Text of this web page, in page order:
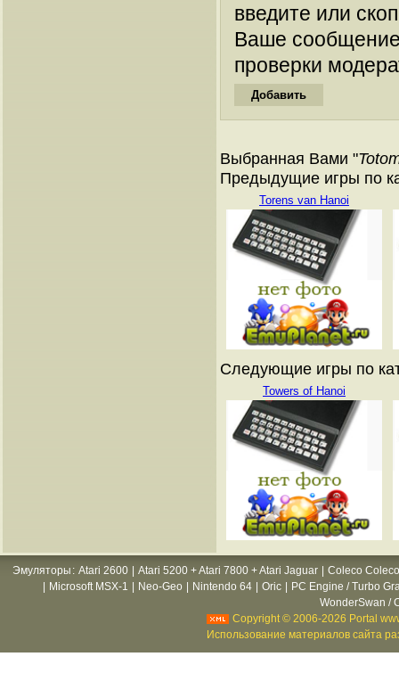
введите или
Ваше
проверки
Выбранная Вами "
Предыдущие игры по
Torens van Hanoi
Следующие игры по
Towers of Hanoi
Эмуляторы : Atari 2600 Atari 5200 + Atari 7800 + Atari Jaguar
Coleco
Microsoft MSX-1 Neo-Geo Nintendo 64 Oric
PC Engine / Turbo
WonderSwan /
Copyright © 2006-2026 Portal
Использование материалов сайта